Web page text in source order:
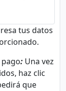
tus datos
: Una vez
haz clic
que